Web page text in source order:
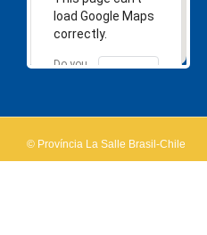
load Google Maps
correctly.
Do you
OK
© Província La Salle Brasil-Chile